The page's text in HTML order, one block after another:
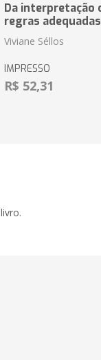
Da interpretação
regras
Viviane Séllos
IMPRESSO
R$ 52,31